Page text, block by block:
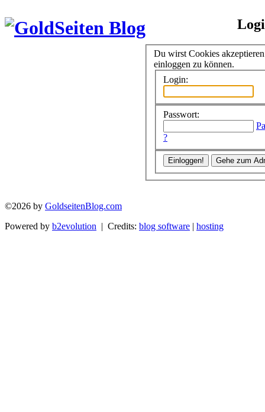
Du wirst Cookies
einloggen zu können.
Login:
Passwort:
?
©2026 by GoldseitenBlog.com
Powered by b2evolution | Credits: blog software | hosting